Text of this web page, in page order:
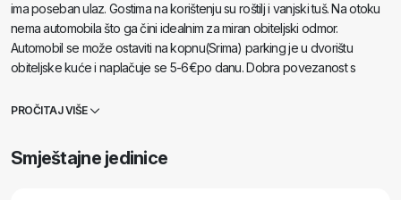
ima poseban ulaz. Gostima na korištenju su roštilj i vanjski tuš. Na otoku
nema automobila što ga čini idealnim za miran obiteljski odmor.
Automobil se može ostaviti na kopnu(Srima) parking je u dvorištu
obiteljske kuće i naplačuje se 5-6€po danu. Dobra povezanost s
po potrebi.
PROČITAJ VIŠE
Smještajne jedinice